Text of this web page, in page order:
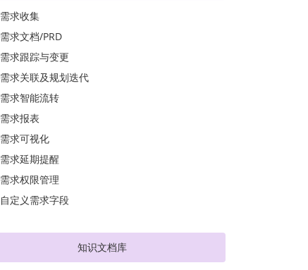
需求收集
需求文档/PRD
需求跟踪与变更
需求关联及规划迭代
需求智能流转
需求报表
需求可视化
需求延期提醒
需求权限管理
自定义需求字段
知识文档库